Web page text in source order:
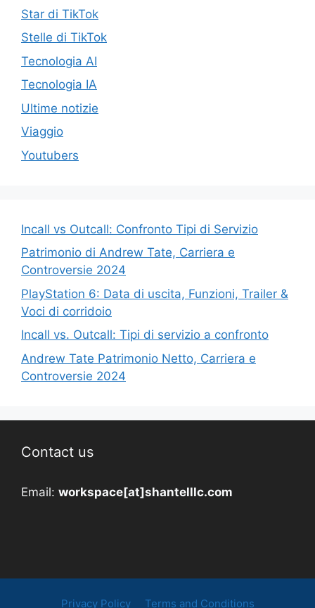
Star di TikTok
Stelle di TikTok
Tecnologia AI
Tecnologia IA
Ultime notizie
Viaggio
Youtubers
Incall vs Outcall: Confronto Tipi di Servizio
Patrimonio di Andrew Tate, Carriera e
Controversie 2024
PlayStation 6: Data di uscita, Funzioni, Trailer &
Voci di corridoio
Incall vs. Outcall: Tipi di servizio a confronto
Andrew Tate Patrimonio Netto, Carriera e
Controversie 2024
Contact us
Email: workspace[at]shantelllc.com
Privacy Policy Terms and Conditions